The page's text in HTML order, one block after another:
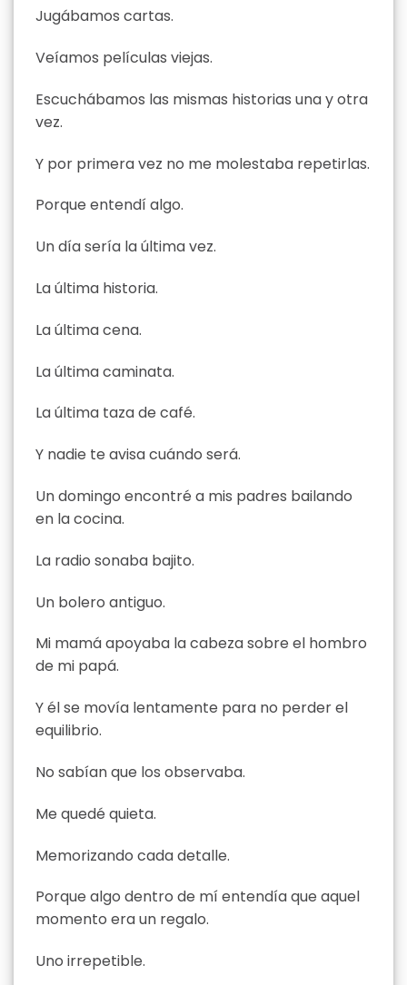
Jugábamos cartas.
Veíamos películas viejas.
Escuchábamos las mismas historias una y otra
vez.
Y por primera vez no me molestaba repetirlas.
Porque entendí algo.
Un día sería la última vez.
La última historia.
La última cena.
La última caminata.
La última taza de café.
Y nadie te avisa cuándo será.
Un domingo encontré a mis padres bailando
en la cocina.
La radio sonaba bajito.
Un bolero antiguo.
Mi mamá apoyaba la cabeza sobre el hombro
de mi papá.
Y él se movía lentamente para no perder el
equilibrio.
No sabían que los observaba.
Me quedé quieta.
Memorizando cada detalle.
Porque algo dentro de mí entendía que aquel
momento era un regalo.
Uno irrepetible.